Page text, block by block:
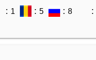
: 1
: 5 : 8 :